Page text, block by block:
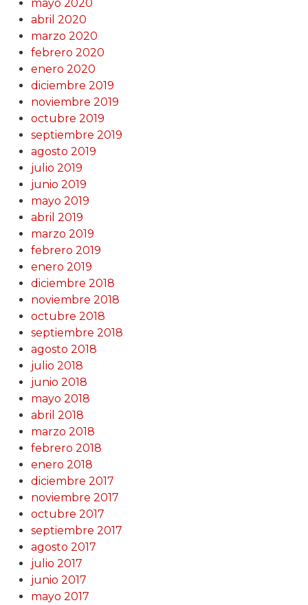
mayo 2020
abril 2020
marzo 2020
febrero 2020
enero 2020
diciembre 2019
noviembre 2019
octubre 2019
septiembre 2019
agosto 2019
julio 2019
junio 2019
mayo 2019
abril 2019
marzo 2019
febrero 2019
enero 2019
diciembre 2018
noviembre 2018
octubre 2018
septiembre 2018
agosto 2018
julio 2018
junio 2018
mayo 2018
abril 2018
marzo 2018
febrero 2018
enero 2018
diciembre 2017
noviembre 2017
octubre 2017
septiembre 2017
agosto 2017
julio 2017
junio 2017
mayo 2017